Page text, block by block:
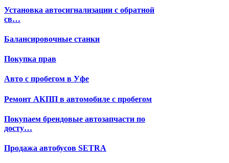
Установка автосигнализации с обратной
св…
Балансировочные станки
Покупка прав
Авто с пробегом в Уфе
Ремонт АКПП в автомобиле с пробегом
Покупаем брендовые автозапчасти по
досту…
Продажа автобусов SETRA